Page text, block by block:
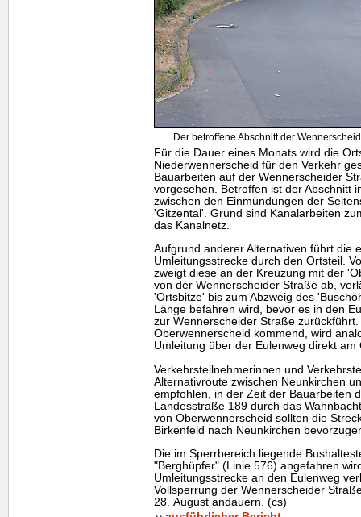
Der betroffene Abschnitt der
Für die Dauer eines Monats wird die
Niederwennerscheid für den Verkehr
Bauarbeiten auf der Wennerscheider
vorgesehen. Betroffen ist der Abschnitt
zwischen den Einmündungen der
'Gitzental'. Grund sind Kanalarbeiten
das Kanalnetz.
Aufgrund anderer Alternativen führt die
Umleitungsstrecke durch den Ortsteil.
zweigt diese an der Kreuzung mit der
von der Wennerscheider Straße ab,
'Ortsbitze' bis zum Abzweig des
Länge befahren wird, bevor es in den
zur Wennerscheider Straße
Oberwennerscheid kommend, wird
Umleitung über der Eulenweg direkt
Verkehrsteilnehmerinnen und
Alternativroute zwischen Neunkirchen
empfohlen, in der Zeit der Bauarbeiten
Landesstraße 189 durch das
von Oberwennerscheid sollten die
Birkenfeld nach Neunkirchen
Die im Sperrbereich liegende
"Berghüpfer" (Linie 576) angefahren
Umleitungsstrecke an den Eulenweg
Vollsperrung der Wennerscheider
28. August andauern. (cs)